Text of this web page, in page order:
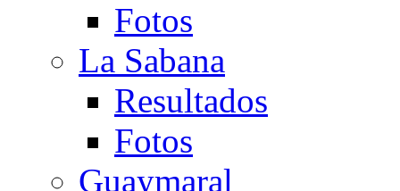
Fotos
La Sabana
Resultados
Fotos
Guaymaral